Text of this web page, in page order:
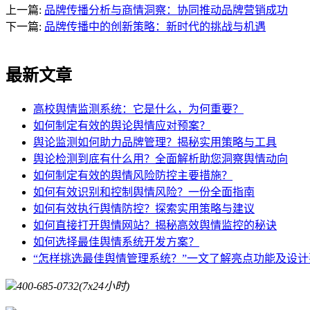
上一篇: 品牌传播分析与商情洞察：协同推动品牌营销成功
下一篇: 品牌传播中的创新策略：新时代的挑战与机遇
最新文章
高校舆情监测系统：它是什么，为何重要？
如何制定有效的舆论舆情应对预案？
舆论监测如何助力品牌管理？揭秘实用策略与工具
舆论检测到底有什么用？全面解析助您洞察舆情动向
如何制定有效的舆情风险防控主要措施？
如何有效识别和控制舆情风险？一份全面指南
如何有效执行舆情防控？探索实用策略与建议
如何直接打开舆情网站？揭秘高效舆情监控的秘诀
如何选择最佳舆情系统开发方案？
“怎样挑选最佳舆情管理系统？”一文了解亮点功能及设
400-685-0732(7x24小时)